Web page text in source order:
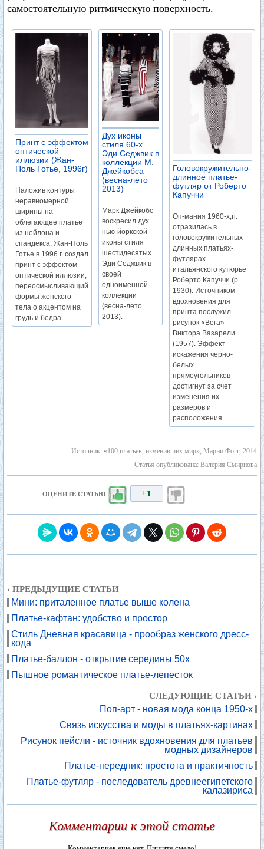
самостоятельную ритмическую поверхность.
Принт с эффектом
оптической
иллюзии (Жан-
Поль Готье, 1996г)
Наложив контуры
неравномерной
ширины на
облегающее платье
из нейлона и
спандекса, Жан-Поль
Готье в 1996 г. создал
принт с эффектом
оптической иллюзии,
переосмысливающий
формы женского
тела о акцентом на
грудь и бедра.
Дух иконы
стиля 60-х
Эди Седжвик в
коллекции М.
Джейкобса
(весна-лето
2013)
Марк Джейкобс
воскресил дух
нью-йоркской
иконы стиля
шестидесятых
Эди Седжвик в
своей
одноименной
коллекции
(весна-лето
2013).
Головокружительно-
длинное платье-
футляр от Роберто
Капуччи
Оп-мания 1960-х,гг.
отразилась в
головокружительных
длинных платьях-
футлярах
итальянского кутюрье
Роберто Капуччи (р.
1930). Источником
вдохновения для
принта послужил
рисунок «Вега»
Виктора Вазарели
(1957). Эффект
искажения черно-
белых
прямоугольников
достигнут за счет
изменения их
размеров и
расположения.
Источник: «100 платьев, изменивших мир», Марни Фогг, 2014
Статья опубликована: Валерия Смирнова
ОЦЕНИТЕ СТАТЬЮ +1
‹ ПРЕДЫДУЩИЕ СТАТЬИ
Мини: приталенное платье выше колена
Платье-кафтан: удобство и простор
Стиль Дневная красавица - прообраз женского дресс-
кода
Платье-баллон - открытие середины 50х
Пышное романтическое платье-лепесток
СЛЕДУЮЩИЕ СТАТЬИ ›
Поп-арт - новая мода конца 1950-х
Связь искусства и моды в платьях-картинах
Рисунок пейсли - источник вдохновения для платьев
модных дизайнеров
Платье-передник: простота и практичность
Платье-футляр - последователь древнеегипетского
калазириса
Комментарии к этой статье